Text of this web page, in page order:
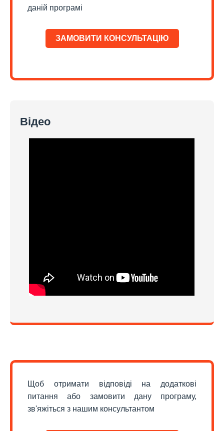
даній програмі
ЗАМОВИТИ КОНСУЛЬТАЦІЮ
Відео
Щоб отримати відповіді на додаткові
питання або замовити дану програму,
зв'яжіться з нашим консультантом